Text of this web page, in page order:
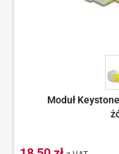
Moduł